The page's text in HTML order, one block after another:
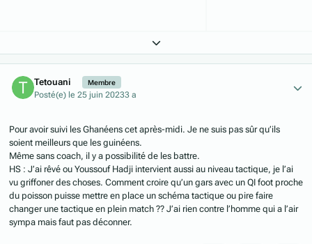
Expand topic overview
Tetouani Membre
Posté(e) le 25 juin 20233 a
Pour avoir suivi les Ghanéens cet après-midi. Je ne suis pas sûr qu’ils
soient meilleurs que les guinéens.
Même sans coach, il y a possibilité de les battre.
HS : J’ai rêvé ou Youssouf Hadji intervient aussi au niveau tactique, je l’ai
vu griffoner des choses. Comment croire qu’un gars avec un QI foot proche
du poisson puisse mettre en place un schéma tactique ou pire faire
changer une tactique en plein match ?? J’ai rien contre l’homme qui a l’air
sympa mais faut pas déconner.